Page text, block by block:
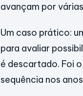
avançam por
Um caso prático:
para avaliar
é descartado. Foi
sequência nos